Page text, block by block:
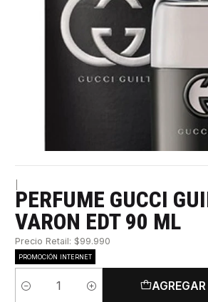
PERFUME GUCCI
VARON EDT 90 ML
Precio Retail: $99.990
PROMOCIÓN INTERNET
Cantidad